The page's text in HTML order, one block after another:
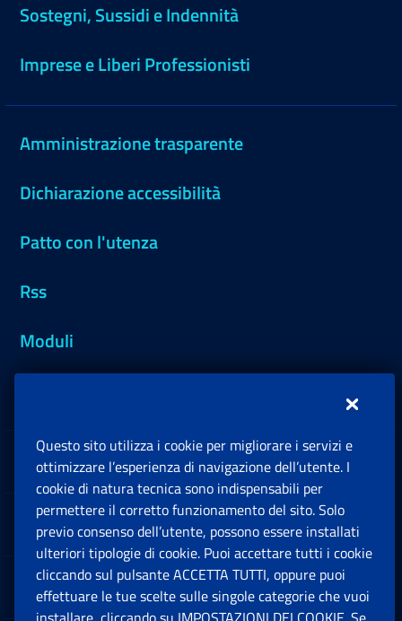
Sostegni, Sussidi e Indennità
Imprese e Liberi Professionisti
Amministrazione trasparente
Dichiarazione accessibilità
Patto con l'utenza
Rss
Moduli
Sedi e Contatti
Software
Note Legali
Questo sito utilizza i cookie per migliorare i servizi e
ottimizzare l’esperienza di navigazione dell’utente. I
cookie di natura tecnica sono indispensabili per
permettere il corretto funzionamento del sito. Solo
previo consenso dell’utente, possono essere installati
ulteriori tipologie di cookie. Puoi accettare tutti i cookie
cliccando sul pulsante ACCETTA TUTTI, oppure puoi
effettuare le tue scelte sulle singole categorie che vuoi